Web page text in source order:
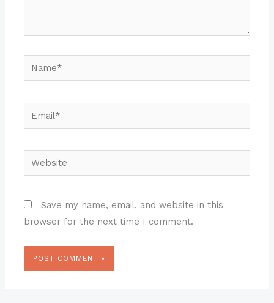
Name*
Email*
Website
Save my name, email, and website in this
browser for the next time I comment.